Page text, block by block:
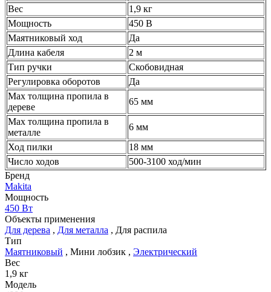
Вес
1,9 кг
Мощность
450 В
Маятниковый ход
Да
Длина кабеля
2 м
Тип ручки
Скобовидная
Регулировка оборотов
Да
Мах толщина пропила в
дереве
65 мм
Мах толщина пропила в
металле
6 мм
Ход пилки
18 мм
Число ходов
500-3100 ход/мин
Бренд
Makita
Мощность
450 Вт
Объекты применения
Для дерева , Для металла , Для распила
Тип
Маятниковый , Мини лобзик , Электрический
Вес
1,9 кг
Модель